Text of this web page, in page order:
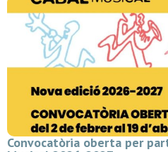
Convocatòria oberta per